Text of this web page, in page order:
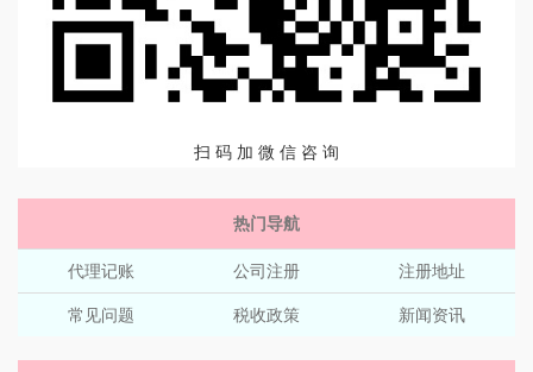
扫 码 加 微 信 咨 询
热门导航
代理记账 公司注册
注册地址
常见问题
税收政策 新闻资讯